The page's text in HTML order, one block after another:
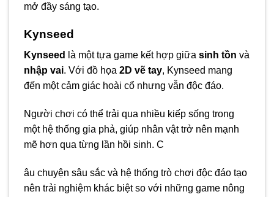
mở đầy sáng tạo.
Kynseed
Kynseed là một tựa game kết hợp giữa sinh tồn và
nhập vai. Với đồ họa 2D vẽ tay, Kynseed mang
đến một cảm giác hoài cổ nhưng vẫn độc đáo.
Người chơi có thể trải qua nhiều kiếp sống trong
một hệ thống gia phả, giúp nhân vật trở nên mạnh
mẽ hơn qua từng lần hồi sinh. C
âu chuyện sâu sắc và hệ thống trò chơi độc đáo tạo
nên trải nghiệm khác biệt so với những game nông